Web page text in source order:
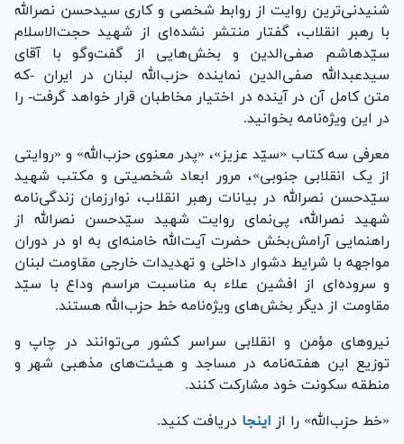
شنیدنی‌ترین روایت از روابط شخصی و کاری سیدحسن نصرالله
با رهبر انقلاب، گفتار منتشر نشده‌ای از شهید حجت‌الاسلام
سیّدهاشم صفی‌الدین و بخش‌هایی از گفت‌و‌گو با آقای
سیدعبدالله صفی‌الدین نماینده حزب‌الله لبنان در ایران -که
متن کامل آن در آینده در اختیار مخاطبان قرار خواهد گرفت- را
در این ویژه‌نامه بخوانید.
معرفی سه کتاب «سیّد عزیز»، «پدر معنوی حزب‌الله» و «روایتی
از یک انقلابی جنوبی»، مرور ابعاد شخصیتی و مکتب شهید
سیّدحسن نصرالله در بیانات رهبر انقلاب، نوارزمان زندگی‌نامه
شهید نصرالله، پی‌نمای روایت شهید سیّدحسن نصرالله از
راهنمایی آرامش‌بخش حضرت آیت‌الله خامنه‌ای به او در دوران
مواجهه با شرایط دشوار داخلی و تهدیدات خارجی مقاومت لبنان
و سروده‌ای از افشین علاء به مناسبت مراسم وداع با سیّد
مقاومت از دیگر بخش‌های ویژه‌نامه خط حزب‌الله هستند.
نیرو‌های مؤمن و انقلابی سراسر کشور می‌توانند در چاپ و
توزیع این هفته‌نامه در مساجد و هیئت‌های مذهبی شهر و
منطقه سکونت خود مشارکت کنند.
«خط حزب‌الله» را از اینجا دریافت کنید.